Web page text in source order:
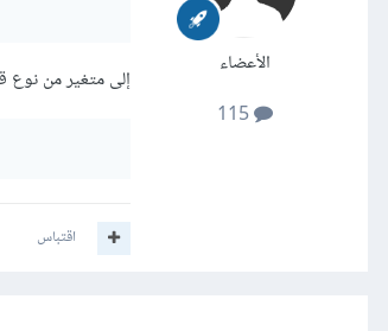
الأعضاء
115
إلى متغير من نوع
اقتباس